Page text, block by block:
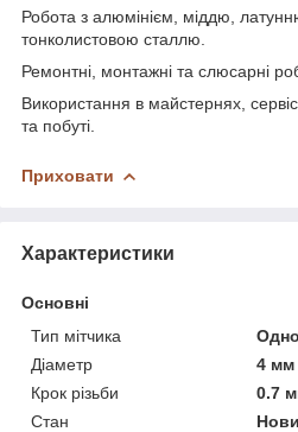
Робота з алюмінієм, міддю,
тонколистовою сталлю.
Ремонтні, монтажні та слюсарні
Використання в майстернях,
та побуті.
Приховати
Характеристики
Основні
Тип мітчика
Діаметр
4 мм
Крок різьби
0.7
Стан